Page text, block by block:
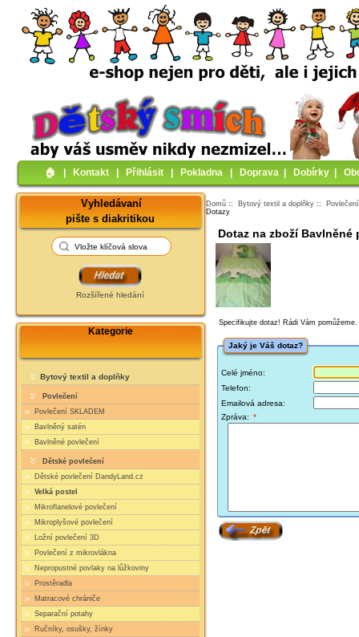
🏠︎ Kontakt Přihlásit Pokladna Doprava Dobírky
Vyhledávaní
pište s diakritikou
Rozšířené hledání
Kategorie
Bytový textil a doplňky
Povlečení
Povlečení SKLADEM
Bavlněný satén
Bavlněné povlečení
Dětské povlečení
Dětské povlečení DandyLand.cz
Velká postel
Mikroflanelové povlečení
Mikroplyšové povlečení
Ložní povlečení 3D
Povlečení z mikrovlákna
Nepropustné povlaky na lůžkoviny
Prostěradla
Matracové chrániče
Separační potahy
Ručníky, osušky, žínky
Domů :: Bytový textil a doplňky :: Povlečení
Dotazy
Dotaz na zboží Bavlněné
Specifikujte dotaz! Rádi Vám pomůžeme.
Jaký je Váš dotaz?
Celé jméno:
Telefon:
Emailová adresa:
Zpráva: *